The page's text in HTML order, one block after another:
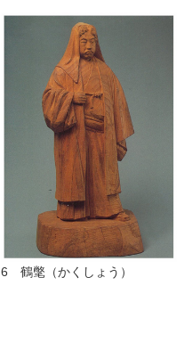
6 鶴氅（かくしょう）